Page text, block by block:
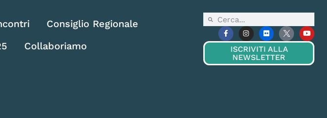
Consiglio Regionale
Collaboriamo
ISCRIVITI ALLA
NEWSLETTER